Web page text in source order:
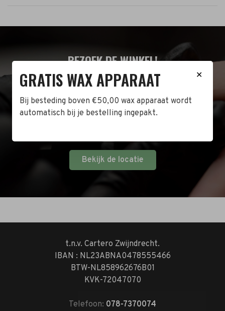
BEZOEK DE WINKEL!
Naast de online shop hebben wij ook een fysieke
winkel in Zwijndrecht! Het adres is: Antoni van
Leeuwenhoekstraat 10. Kom op een doordeweekse
dag langs tussen 10:00 en 17:00 of op de zaterdag
Bekijk de locatie
t.n.v. Cartero Zwijndrecht.
IBAN : NL23ABNA0478555466
BTW-NL858962676B01
KVK-72047070
Telefoon: 078-7370074
✕
GRATIS WAX APPARAAT
Bij besteding boven €50,00 wax apparaat wordt
automatisch bij je bestelling ingepakt.